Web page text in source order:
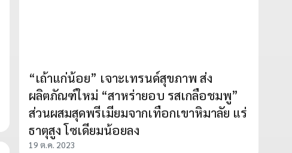
“เถ้าแก่น้อย” เจาะเทรนด์สุขภาพ ส่ง
ผลิตภัณฑ์ใหม่ “สาหร่ายอบ รสเกลือชมพู”
ส่วนผสมสุดพรีเมียมจากเทือกเขาหิมาลัย แร่
ธาตุสูง โซเดียมน้อยลง
19 ต.ค. 2023